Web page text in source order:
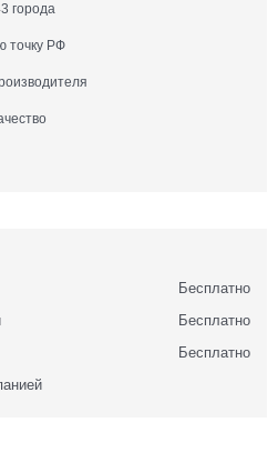
города
точку РФ
Бесплатно
Бесплатно
Бесплатно